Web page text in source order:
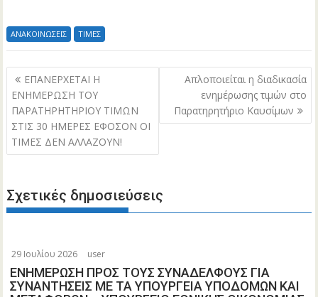
ΑΝΑΚΟΙΝΩΣΕΙΣ ΤΙΜΕΣ
Πλοήγηση
άρθρων
ΕΠΑΝΕΡΧΕΤΑΙ Η
ΕΝΗΜΕΡΩΣΗ ΤΟΥ
ΠΑΡΑΤΗΡΗΤΗΡΙΟΥ ΤΙΜΩΝ
ΣΤΙΣ 30 ΗΜΕΡΕΣ ΕΦΟΣΟΝ ΟΙ
ΤΙΜΕΣ ΔΕΝ ΑΛΛΑΖΟΥΝ!
Απλοποιείται η διαδικασία
ενημέρωσης τιμών στο
Παρατηρητήριο Καυσίμων
Σχετικές δημοσιεύσεις
29 Ιουλίου 2026 user
ΕΝΗΜΕΡΩΣΗ ΠΡΟΣ ΤΟΥΣ ΣΥΝΑΔΕΛΦΟΥΣ ΓΙΑ
ΣΥΝΑΝΤΗΣΕΙΣ ΜΕ ΤΑ ΥΠΟΥΡΓΕΙΑ ΥΠΟΔΟΜΩΝ ΚΑΙ